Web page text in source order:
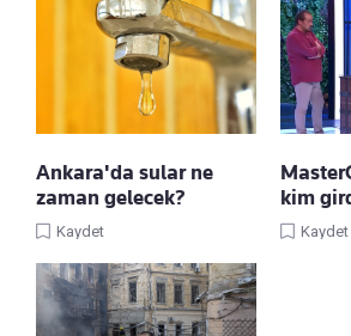
Ankara'da sular ne
zaman gelecek?
Kaydet
kim
Kaydet